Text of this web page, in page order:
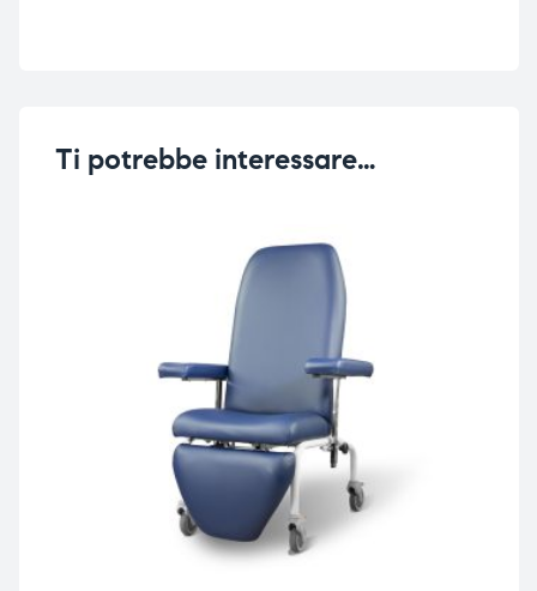
Ti potrebbe interessare…